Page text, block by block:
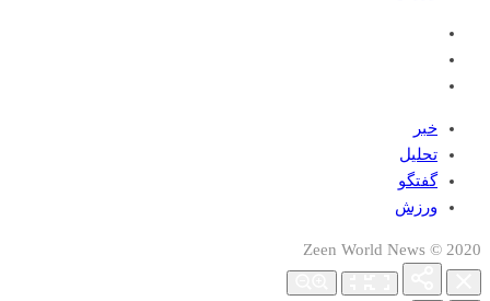
خبر
تحلیل
گفتگو
ورزش
2020 © Zeen World News